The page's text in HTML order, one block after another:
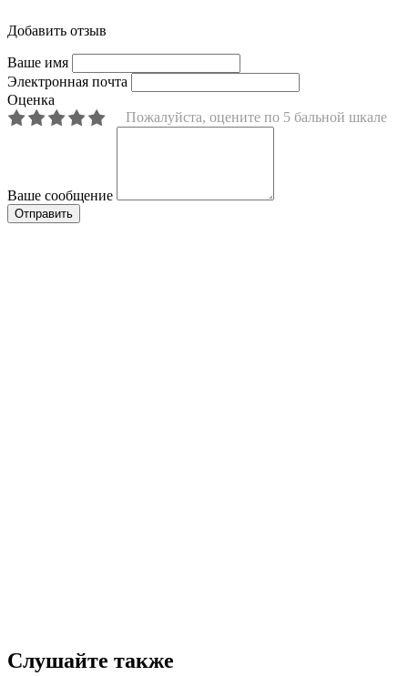
Добавить отзыв
Ваше имя
Электронная почта
Оценка
Пожалуйста, оцените по 5 бальной шкале
Ваше сообщение
Слушайте также